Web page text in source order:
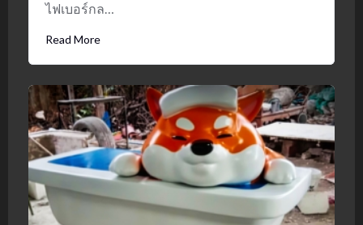
ไฟเบอร์กล…
Read More